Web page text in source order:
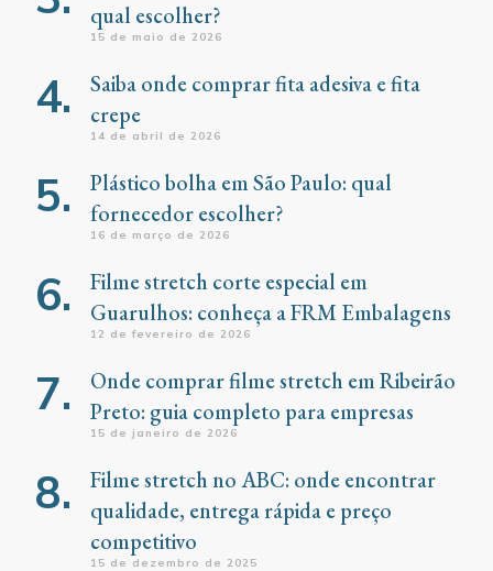
qual escolher?
15 de maio de 2026
Saiba onde comprar fita adesiva e fita
crepe
14 de abril de 2026
Plástico bolha em São Paulo: qual
fornecedor escolher?
16 de março de 2026
Filme stretch corte especial em
Guarulhos: conheça a FRM Embalagens
12 de fevereiro de 2026
Onde comprar filme stretch em Ribeirão
Preto: guia completo para empresas
15 de janeiro de 2026
Filme stretch no ABC: onde encontrar
qualidade, entrega rápida e preço
competitivo
15 de dezembro de 2025